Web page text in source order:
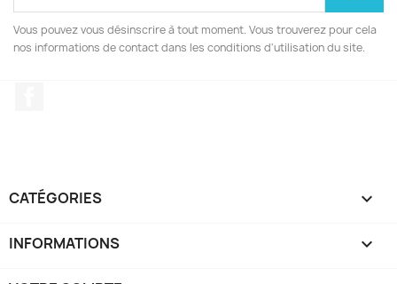
Vous pouvez vous désinscrire à tout moment. Vous trouverez pour cela
nos informations de contact dans les conditions d'utilisation du site.
CATÉGORIES 
INFORMATIONS 